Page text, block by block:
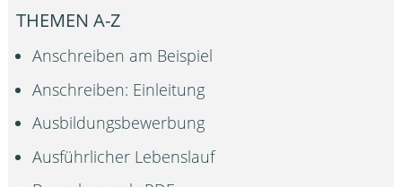
THEMEN A-Z
Anschreiben am Beispiel
Anschreiben: Einleitung
Ausbildungsbewerbung
Ausführlicher Lebenslauf